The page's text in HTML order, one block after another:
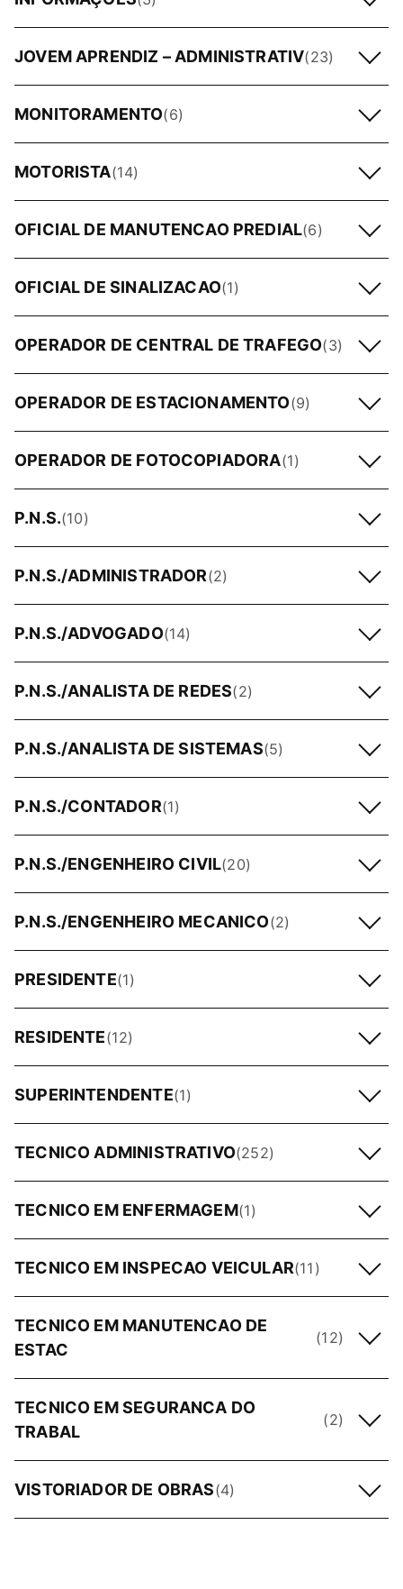
JOVEM APRENDIZ – ADMINISTRATIV(23)
MONITORAMENTO(6)
MOTORISTA(14)
OFICIAL DE MANUTENCAO PREDIAL(6)
OFICIAL DE SINALIZACAO(1)
OPERADOR DE CENTRAL DE TRAFEGO(3)
OPERADOR DE ESTACIONAMENTO(9)
OPERADOR DE FOTOCOPIADORA(1)
P.N.S.(10)
P.N.S./ADMINISTRADOR(2)
P.N.S./ADVOGADO(14)
P.N.S./ANALISTA DE REDES(2)
P.N.S./ANALISTA DE SISTEMAS(5)
P.N.S./CONTADOR(1)
P.N.S./ENGENHEIRO CIVIL(20)
P.N.S./ENGENHEIRO MECANICO(2)
PRESIDENTE(1)
RESIDENTE(12)
SUPERINTENDENTE(1)
TECNICO ADMINISTRATIVO(252)
TECNICO EM ENFERMAGEM(1)
TECNICO EM INSPECAO VEICULAR(11)
TECNICO EM MANUTENCAO DE
ESTAC
(12)
TECNICO EM SEGURANCA DO
TRABAL
(2)
VISTORIADOR DE OBRAS(4)